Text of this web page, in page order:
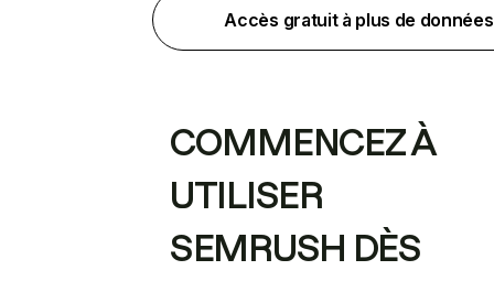
Accès gratuit à plus de données
COMMENCEZ À
UTILISER
SEMRUSH DÈS